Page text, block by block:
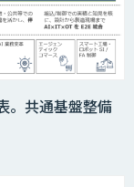
ンサルティング
。共通基盤整備